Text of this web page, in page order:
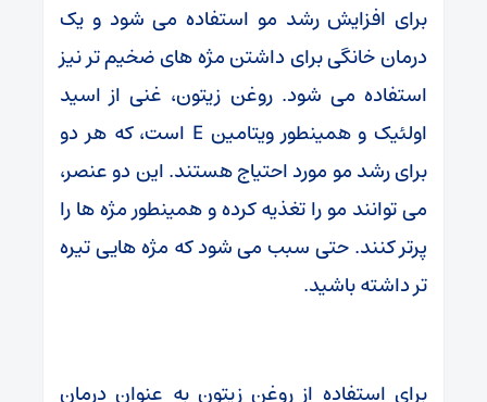
برای افزایش رشد مو استفاده می شود و یک
درمان خانگی برای داشتن مژه های ضخیم تر نیز
استفاده می شود. روغن زیتون، غنی از اسید
اولئیک و همینطور ویتامین E است، که هر دو
برای رشد مو مورد احتیاج هستند. این دو عنصر،
می توانند مو را تغذیه کرده و همینطور مژه ها را
پرتر کنند. حتی سبب می شود که مژه هایی تیره
تر داشته باشید.
برای استفاده از روغن زیتون به عنوان درمان